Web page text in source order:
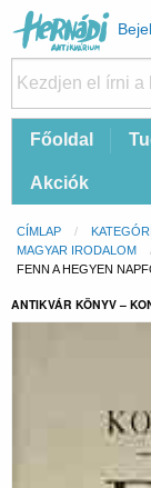
Felhasználói
fiók
menüje
FőFőoldal
Akciók
Morzsa
CÍMLAP
MAGYAR IRODALOM
CURRENT:
FENN A HEGYEN
ANTIKVÁR KÖNYV –